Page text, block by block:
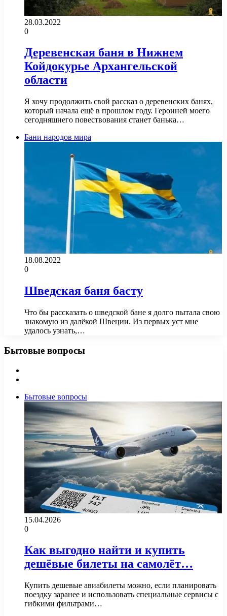
28.03.2022
0
Деревенская баня в Нижнем
Койдокурье Архангельской
области
Я хочу продолжить свой рассказ о деревенских банях,
который начала ещё в прошлом году. Героиней моего
сегодняшнего повествования станет банька…
Бани народов мира
18.08.2022
0
Шведская баня басту
Что бы рассказать о шведской бане я долго пытала свою
знакомую из далёкой Швеции. Из первых уст мне
удалось узнать,…
Бытовые вопросы
Бытовые вопросы
15.04.2026
0
Как выгодно найти и купить
дешёвые билеты на самолёт…
Купить дешевые авиабилеты можно, если планировать
поездку заранее и использовать специальные сервисы с
гибкими фильтрами…